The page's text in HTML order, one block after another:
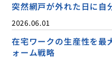
突然網戸が外れた日に自
2026.06.01
在宅ワークの生産性を最
ォーム戦略